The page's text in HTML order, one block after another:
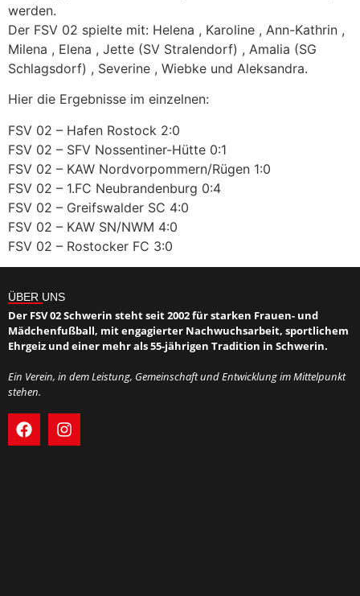
werden.
Der FSV 02 spielte mit: Helena , Karoline , Ann-Kathrin ,
Milena , Elena , Jette (SV Stralendorf) , Amalia (SG
Schlagsdorf) , Severine , Wiebke und Aleksandra.
Hier die Ergebnisse im einzelnen:
FSV 02 – Hafen Rostock 2:0
FSV 02 – SFV Nossentiner-Hütte 0:1
FSV 02 – KAW Nordvorpommern/Rügen 1:0
FSV 02 – 1.FC Neubrandenburg 0:4
FSV 02 – Greifswalder SC 4:0
FSV 02 – KAW SN/NWM 4:0
FSV 02 – Rostocker FC 3:0
ÜBER UNS
Der FSV 02 Schwerin steht seit 2002 für starken Frauen- und
Mädchenfußball, mit engagierter Nachwuchsarbeit, sportlichem
Ehrgeiz und einer mehr als 55-jährigen Tradition in Schwerin.
Ein Verein, in dem Leistung, Gemeinschaft und Entwicklung im Mittelpunkt
stehen.